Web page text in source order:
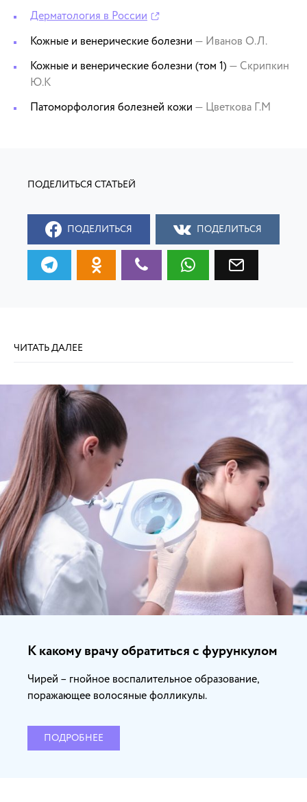
Дерматология в России
Кожные и венерические болезни — Иванов О.Л.
Кожные и венерические болезни (том 1) — Скрипкин
Ю.К
Патоморфология болезней кожи — Цветкова Г.М
ПОДЕЛИТЬСЯ ПОДЕЛИТЬСЯ
ЧИТАТЬ ДАЛЕЕ
К какому врачу обратиться с фурункулом
Чирей – гнойное воспалительное образование,
поражающее волосяные фолликулы.
ПОДРОБНЕЕ